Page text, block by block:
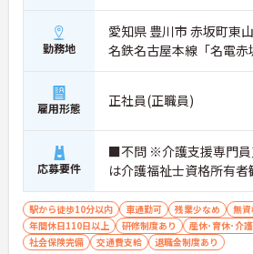
勤務地
愛知県 豊川市 赤坂町東
名鉄名古屋本線「名電
雇用形態 正社員(正職員)
応募要件
■不問 ※介護支援専門員
は介護福祉士資格所有者
駅から徒歩10分以内 車通勤可 残業少なめ 無
年間休日110日以上
研修制度あり 産休･育休･介
社会保険完備
交通費支給 退職金制度あり